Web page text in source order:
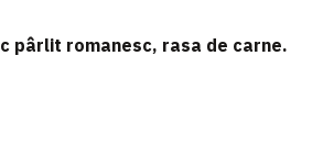
pârlit romanesc, rasa de carne.